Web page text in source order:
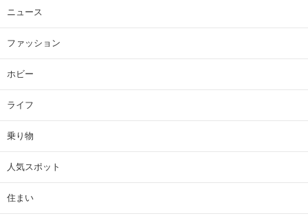
ニュース
ファッション
ホビー
ライフ
乗り物
人気スポット
住まい